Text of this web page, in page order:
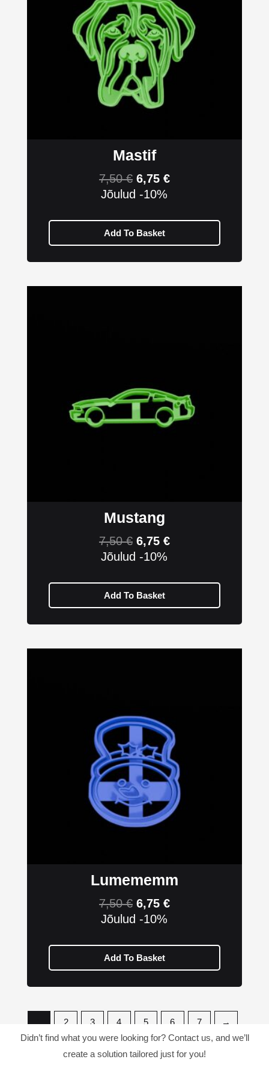
Mastif
7,50€ 6,75 €
Jõulud -10%
Add To Basket
Mustang
7,50€ 6,75 €
Jõulud -10%
Add To Basket
Lumememm
7,50€ 6,75 €
Jõulud -10%
Add To Basket
1 2 3 4 5 6 7
→
Didn’t find what you were looking for? Contact us, and we’ll
create a solution tailored just for you!